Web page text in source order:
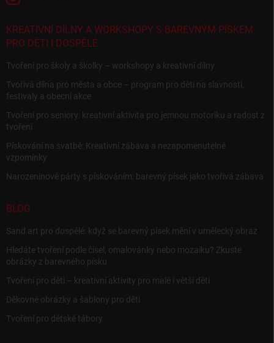
KREATIVNÍ DÍLNY A WORKSHOPY S BAREVNÝM PÍSKEM
PRO DĚTI I DOSPĚLÉ
Tvoření pro školy a školky – workshopy a kreativní dílny
Tvořivá dílna pro města a obce – program pro děti na slavnosti,
festivaly a obecní akce
Tvoření pro seniory: kreativní aktivita pro jemnou motoriku a radost z
tvoření
Pískování na svatbě: Kreativní zábava a nezapomenutelné
vzpomínky
Narozeninové párty s pískováním: barevný písek jako tvořivá zábava
BLOG
Sand art pro dospělé: když se barevný písek mění v umělecký obraz
Hledáte tvoření podle čísel, omalovánky nebo mozaiku? Zkuste
obrázky z barevného písku
Tvoření pro děti – kreativní aktivity pro malé i větší děti
Děkovné obrázky a šablony pro děti
Tvoření pro dětské tábory